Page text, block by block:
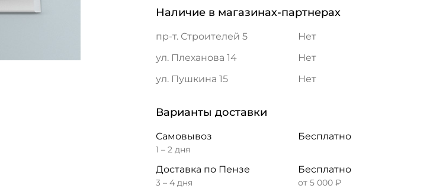
Наличие в магазинах-партнерах
пр-т. Строителей 5
Нет
ул. Плеханова 14
Нет
ул. Пушкина 15
Нет
Варианты доставки
Самовывоз
1 – 2 дня
Бесплатно
Доставка по Пензе
3 – 4 дня
Бесплатно
от 5 000 ₽